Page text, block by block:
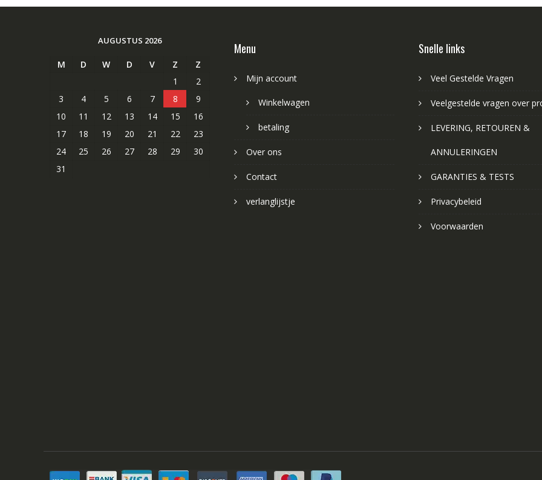
AUGUSTUS 2026
M D W D V Z
Z
1
2
3
4 5 6 7 8
9
10
11 12 13 14 15
16
17
18 19 20 21 22
23
24
25 26 27 28 29
30
31
Menu
Mijn account
Winkelwagen
betaling
Over ons
Contact
verlanglijstje
Snelle links
Veel Gestelde Vragen
Veelgestelde vragen over
LEVERING, RETOUREN &
ANNULERINGEN
GARANTIES & TESTS
Privacybeleid
Voorwaarden